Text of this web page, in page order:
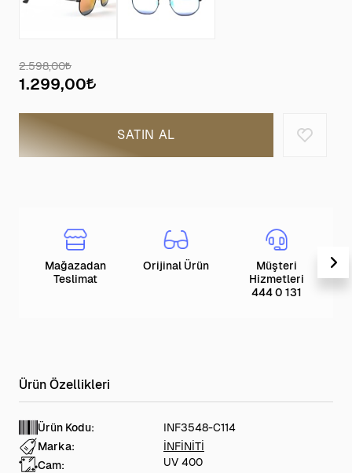
2.598,00
1.299,00
SATIN AL
Mağazadan
Teslimat
Orijinal Ürün
Müşteri
Hizmetleri
444 0 131
Ürün Kodu:
INF3548-C114
Marka:
İNFİNİTİ
Cam:
UV 400